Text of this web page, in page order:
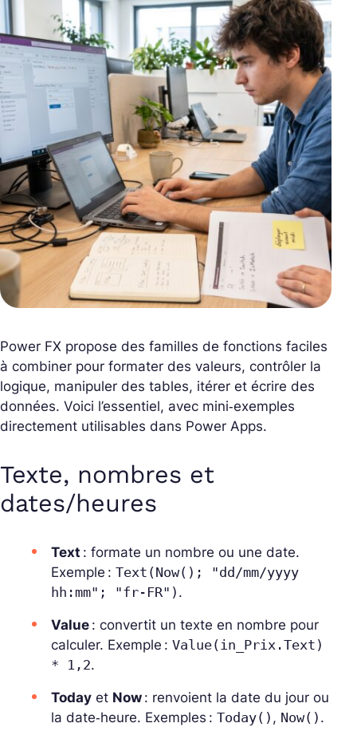
Power FX propose des familles de fonctions faciles
à combiner pour formater des valeurs, contrôler la
logique, manipuler des tables, itérer et écrire des
données. Voici l’essentiel, avec mini‑exemples
directement utilisables dans Power Apps.
Texte, nombres et
dates/heures
Text : formate un nombre ou une date.
Exemple : Text(Now(); "dd/mm/yyyy
hh:mm"; "fr-FR") .
Value : convertit un texte en nombre pour
calculer. Exemple : Value(in_Prix.Text)
* 1,2.
Today et Now : renvoient la date du jour ou
la date‑heure. Exemples : Today() , Now() .